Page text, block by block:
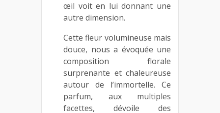
œil voit en lui donnant une
autre dimension.
Cette fleur volumineuse mais
douce, nous a évoquée une
composition florale
surprenante et chaleureuse
autour de l’immortelle. Ce
parfum, aux multiples
facettes, dévoile des